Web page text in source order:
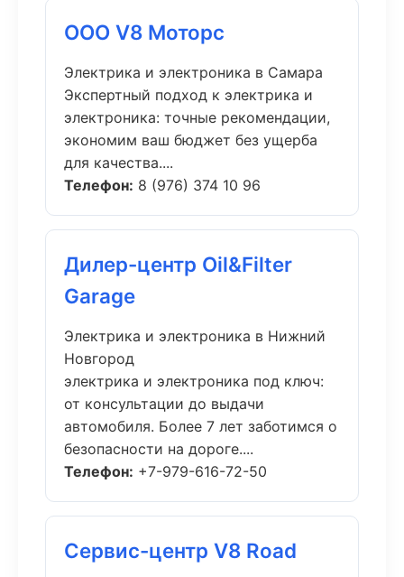
ООО V8 Моторс
Электрика и электроника в Самара
Экспертный подход к электрика и
электроника: точные рекомендации,
экономим ваш бюджет без ущерба
для качества....
Телефон: 8 (976) 374 10 96
Дилер-центр Oil&Filter
Garage
Электрика и электроника в Нижний
Новгород
электрика и электроника под ключ:
от консультации до выдачи
автомобиля. Более 7 лет заботимся о
безопасности на дороге....
Телефон: +7-979-616-72-50
Сервис-центр V8 Road